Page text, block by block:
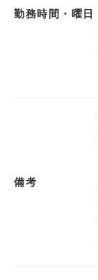
勤務時間・曜日
備考